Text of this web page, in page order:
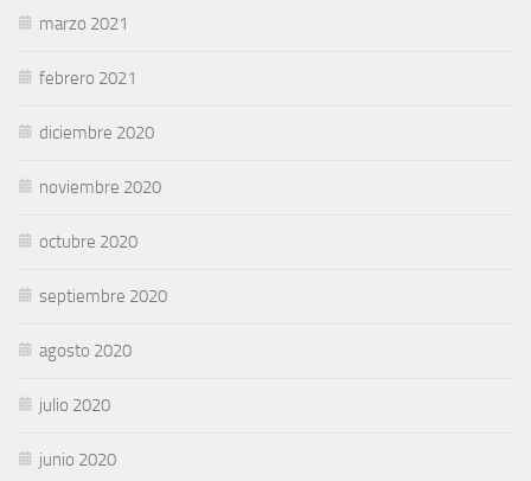
marzo 2021
febrero 2021
diciembre 2020
noviembre 2020
octubre 2020
septiembre 2020
agosto 2020
julio 2020
junio 2020